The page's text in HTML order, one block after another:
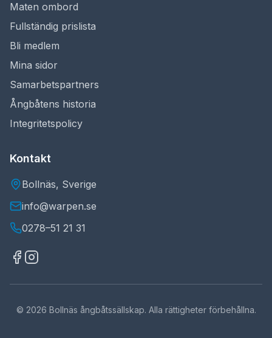
Maten ombord
Fullständig prislista
Bli medlem
Mina sidor
Samarbetspartners
Ångbåtens historia
Integritetspolicy
Kontakt
Bollnäs, Sverige
info@warpen.se
0278–51 21 31
© 2026 Bollnäs ångbåtssällskap. Alla rättigheter förbehållna.